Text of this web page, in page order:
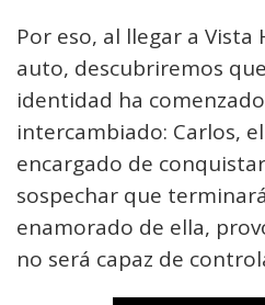
Por eso, al llegar a
auto, descubriremos
identidad ha
intercambiado: Carlos,
encargado de
sospechar que
enamorado de ella,
no será capaz de